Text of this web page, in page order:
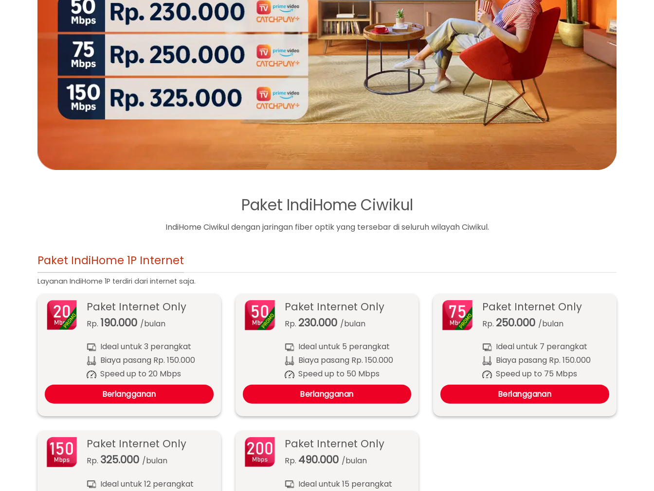
Paket IndiHome Ciwikul
IndiHome Ciwikul dengan jaringan fiber optik yang tersebar di seluruh wilayah Ciwikul.
Paket IndiHome 1P Internet
Layanan IndiHome 1P terdiri dari internet saja.
Paket Internet Only
Rp. 190.000 /bulan
Ideal untuk 3 perangkat
Biaya pasang Rp. 150.000
Speed up to 20 Mbps
Berlangganan
Paket Internet Only
Rp. 230.000 /bulan
Ideal untuk 5 perangkat
Biaya pasang Rp. 150.000
Speed up to 50 Mbps
Berlangganan
Paket Internet Only
Rp. 250.000 /bulan
Ideal untuk 7 perangkat
Biaya pasang Rp. 150.000
Speed up to 75 Mbps
Berlangganan
Paket Internet Only
Rp. 325.000 /bulan
Ideal untuk 12 perangkat
Paket Internet Only
Rp. 490.000 /bulan
Ideal untuk 15 perangkat